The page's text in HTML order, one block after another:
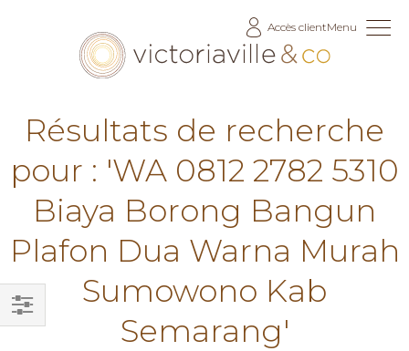
Accès clientMenu
Résultats de recherche
pour : 'WA 0812 2782 5310
Biaya Borong Bangun
Plafon Dua Warna Murah
Sumowono Kab
Semarang'
Filtrer